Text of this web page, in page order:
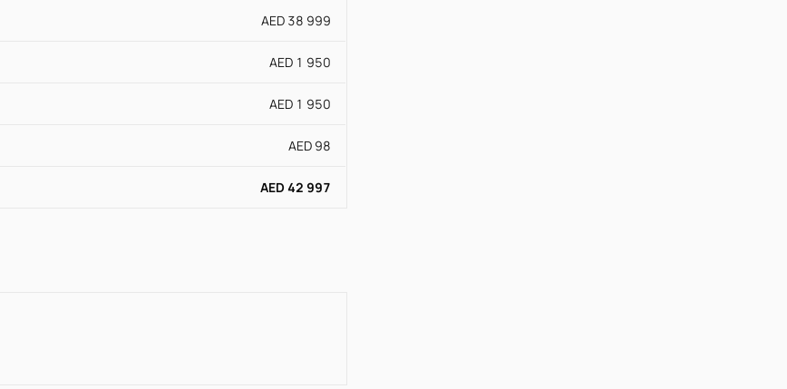
AED 38 999
AED 1 950
AED 1 950
AED 98
AED 42 997